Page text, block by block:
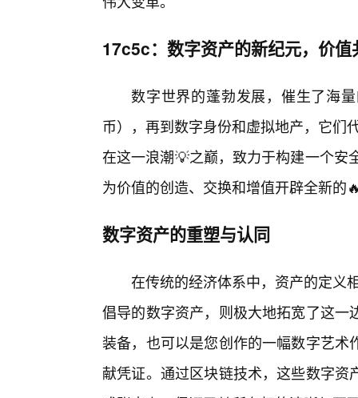
17c5c：数字资产的新纪元，价值
数字世界的蓬勃发展，催生了海
币），再到数字身份和虚拟地产，它们
在这一浪潮💡之巅，致力于构建一个
为价值的创造、交换和增值开辟全新的
数字资产的重塑与认同
在传统的经济体系中，资产的定义
倡导的数字资产，则极大地拓宽了这
装备，也可以是您创作的一幅数字艺
献凭证。通过区块链技术，这些数字